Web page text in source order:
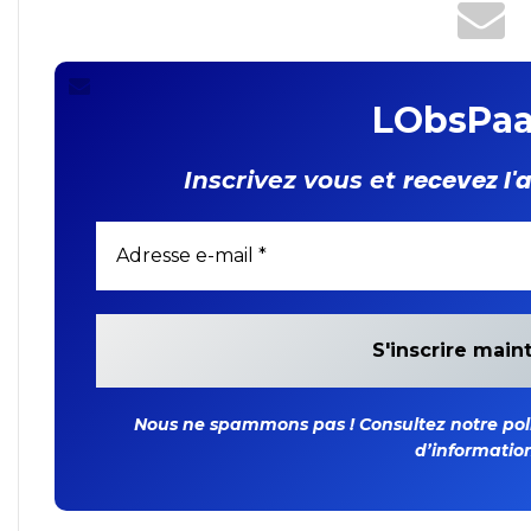
Inscrivez vous et recevez
Nous ne spammons pas ! Consultez notre